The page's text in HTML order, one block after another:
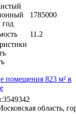
год
1785000
11.2
помещения 823 м² в
область,